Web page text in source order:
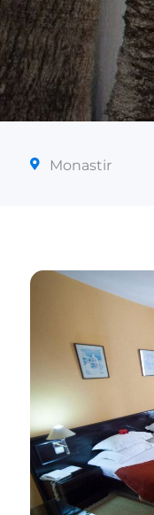
Monastir